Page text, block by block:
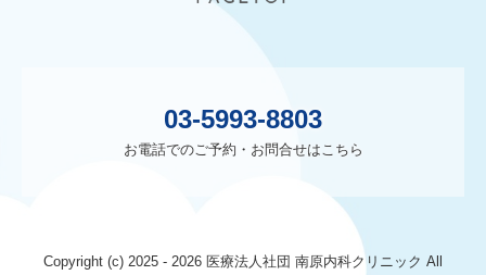
03-5993-8803
お電話でのご予約・お問合せはこちら
Copyright (c) 2025 - 2026 医療法人社団 南原内科クリニック All